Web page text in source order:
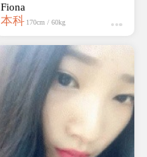
Fiona
本科 170cm / 60kg